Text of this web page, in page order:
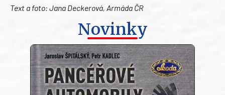
Text a foto: Jana Deckerová, Armáda ČR
Novinky